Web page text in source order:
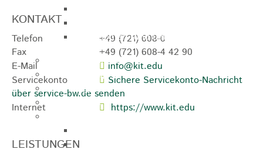
Höhlen rund um Heubach
Heubach Tour
archaeopfad
Flugplatz
Anreise
Schwimmbäder
KONTAKT
Telefon
+49 (721) 608-0
Fax
+49 (721) 608-4 42 90
E-Mail
info@kit.edu
Servicekonto
Sichere Servicekonto-Nachricht
über service-bw.de senden
Internet
https://www.kit.edu
LEISTUNGEN